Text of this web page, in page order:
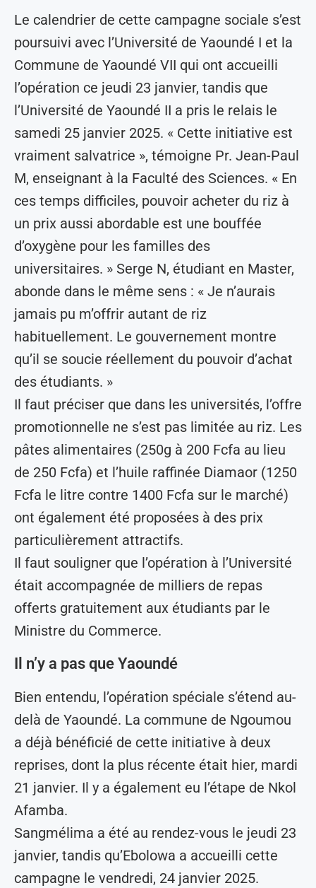
Le calendrier de cette campagne sociale s’est
poursuivi avec l’Université de Yaoundé I et la
Commune de Yaoundé VII qui ont accueilli
l’opération ce jeudi 23 janvier, tandis que
l’Université de Yaoundé II a pris le relais le
samedi 25 janvier 2025. « Cette initiative est
vraiment salvatrice », témoigne Pr. Jean-Paul
M, enseignant à la Faculté des Sciences. « En
ces temps difficiles, pouvoir acheter du riz à
un prix aussi abordable est une bouffée
d’oxygène pour les familles des
universitaires. » Serge N, étudiant en Master,
abonde dans le même sens : « Je n’aurais
jamais pu m’offrir autant de riz
habituellement. Le gouvernement montre
qu’il se soucie réellement du pouvoir d’achat
des étudiants. »
Il faut préciser que dans les universités, l’offre
promotionnelle ne s’est pas limitée au riz. Les
pâtes alimentaires (250g à 200 Fcfa au lieu
de 250 Fcfa) et l’huile raffinée Diamaor (1250
Fcfa le litre contre 1400 Fcfa sur le marché)
ont également été proposées à des prix
particulièrement attractifs.
Il faut souligner que l’opération à l’Université
était accompagnée de milliers de repas
offerts gratuitement aux étudiants par le
Ministre du Commerce.
Il n’y a pas que Yaoundé
Bien entendu, l’opération spéciale s’étend au-
delà de Yaoundé. La commune de Ngoumou
a déjà bénéficié de cette initiative à deux
reprises, dont la plus récente était hier, mardi
21 janvier. Il y a également eu l’étape de Nkol
Afamba.
Sangmélima a été au rendez-vous le jeudi 23
janvier, tandis qu’Ebolowa a accueilli cette
campagne le vendredi, 24 janvier 2025.